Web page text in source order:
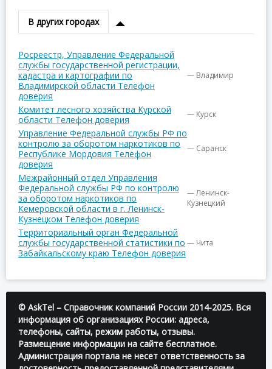
В других городах
Росреестр, Управление Федеральной
службы государственной регистрации,
кадастра и картографии по
Владимирской области Телефон
доверия
— Владимир
Комитет лесного хозяйства Курской
области Телефон доверия
— Курск
Управление Федеральной службы РФ по
контролю за оборотом наркотиков по
Республике Мордовия Телефон
доверия
— Саранск
Межрайонный отдел Управления
Федеральной службы РФ по контролю
за оборотом наркотиков по
Кемеровской области в г. Ленинск-
Кузнецком Телефон доверия
— Ленинск-
Кузнецкий
Территориальный орган Федеральной
службы государственной статистики по
Забайкальскому краю Телефон доверия
— Чита
© AskTel – Справочник компаний России 2014-2025. Вся
информация об организациях России: адреса,
телефоны, сайты, режим работы, отзывы.
Размещение информации на сайте бесплатное.
Администрация портала не несет ответственность за